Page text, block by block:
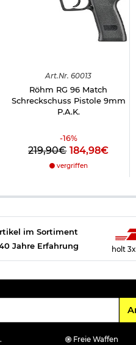
Art.Nr. 60013
Röhm RG 96 Match
Schreckschuss Pistole 9mm
P.A.K.
-16%
219,90€ 184,98€
vergriffen
im Sortiment
Jahre Erfahrung
holt
Freie Waffen